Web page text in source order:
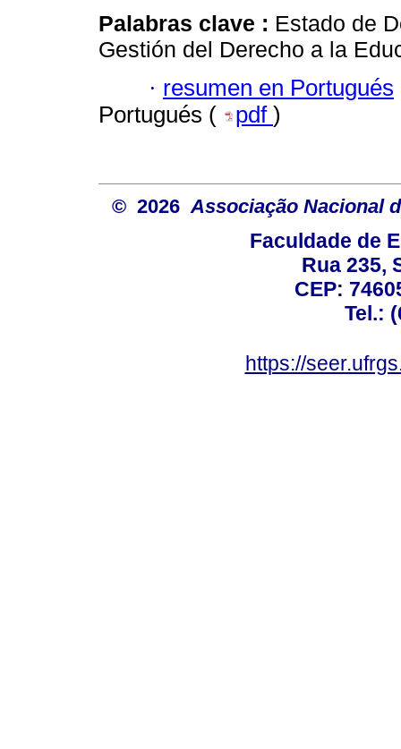
Palabras clave : Estado de
Gestión del Derecho a la
· resumen en Portugués
Portugués (
pdf )
© 2026 Associação Nacional
Faculdade de
Rua 235,
CEP:
Tel.:
https://